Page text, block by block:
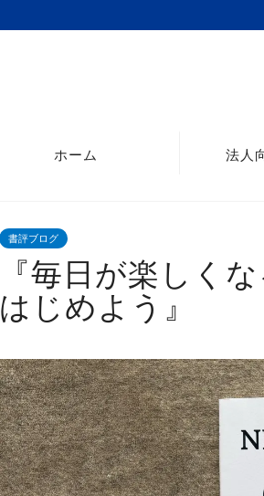
ホーム 法人
書評ブログ
『毎日が楽しく
はじめよう』